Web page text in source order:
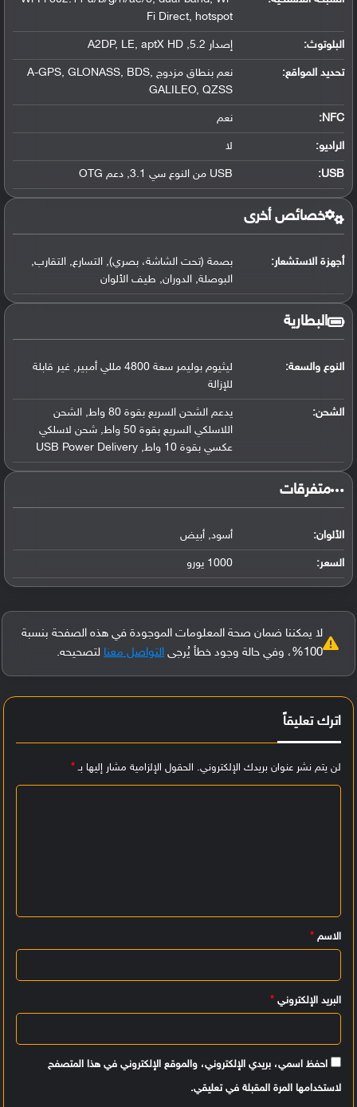
Fi Direct, hotspot
البلوتوث: إصدار 5.2, A2DP, LE, aptX HD
تحديد المواقع:
نعم بنطاق مزدوج A-GPS, GLONASS, BDS,
GALILEO, QZSS
NFC
: نعم
الراديو: لا
USB
: USB من النوع سي 3.1, دعم OTG
خصائص أخرى
أجهزة الاستشعار:
بصمة (تحت الشاشة، بصري), التسارع, التقارب,
البوصلة, الدوران, طيف الألوان
البطارية
النوع والسعة:
ليثيوم بوليمر سعة 4800 مللي أمبير, غير قابلة
للإزالة
الشحن:
يدعم الشحن السريع بقوة 80 واط, الشحن
اللاسلكي السريع بقوة 50 واط, شحن لاسلكي
عكسي بقوة 10 واط, USB Power Delivery
‏متفرقات‏
الألوان: أسود, أبيض
السعر: 1000 يورو
لا يمكننا ضمان صحة المعلومات الموجودة في هذه الصفحة بنسبة
100%، وفي حالة وجود خطأ يُرجى
التواصل معنا لتصحيحه.
اترك تعليقاً
لن يتم نشر عنوان بريدك الإلكتروني. الحقول الإلزامية مشار إليها بـ*
ي
ق
الاسم *
البريد الإلكتروني *
احفظ اسمي، بريدي الإلكتروني، والموقع الإلكتروني في هذا المتصفح
لاستخدامها المرة المقبلة في تعليقي.